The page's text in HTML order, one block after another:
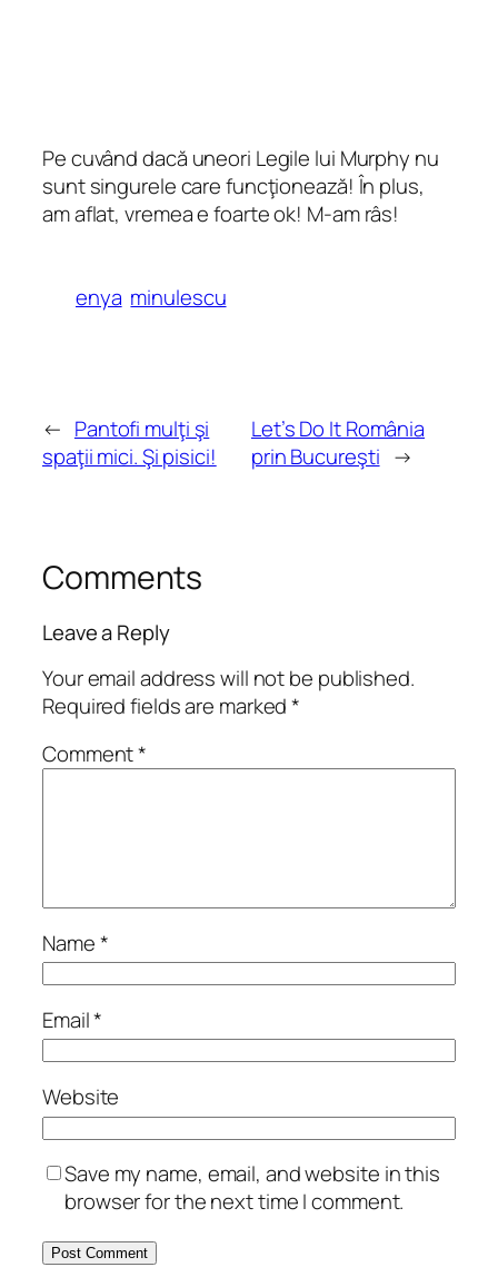
Pe cuvând dacă uneori Legile lui Murphy nu
sunt singurele care funcţionează! În plus,
am aflat, vremea e foarte ok! M-am râs!
enya minulescu
← Pantofi mulţi şi
spaţii mici. Şi pisici!
Let’s Do It România
prin Bucureşti →
Comments
Leave a Reply
Your email address will not be published.
Required fields are marked*
Comment*
Name*
Email*
Website
Save my name, email, and website in this
browser for the next time I comment.